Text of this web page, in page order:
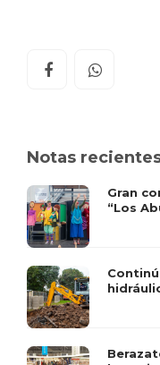
Notas
Gran
“Los